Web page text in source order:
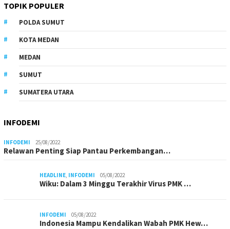
TOPIK POPULER
POLDA SUMUT
KOTA MEDAN
MEDAN
SUMUT
SUMATERA UTARA
INFODEMI
INFODEMI 25/08/2022
Relawan Penting Siap Pantau Perkembangan…
HEADLINE, INFODEMI 05/08/2022
Wiku: Dalam 3 Minggu Terakhir Virus PMK …
INFODEMI 05/08/2022
Indonesia Mampu Kendalikan Wabah PMK Hew…